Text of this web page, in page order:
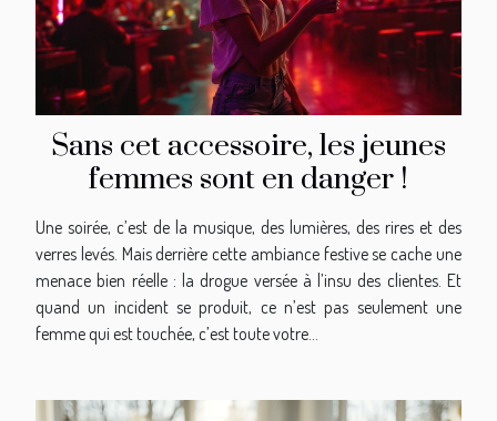
Sans cet accessoire, les jeunes
femmes sont en danger !
Une soirée, c’est de la musique, des lumières, des rires et des
verres levés. Mais derrière cette ambiance festive se cache une
menace bien réelle : la drogue versée à l’insu des clientes. Et
quand un incident se produit, ce n’est pas seulement une
femme qui est touchée, c’est toute votre...